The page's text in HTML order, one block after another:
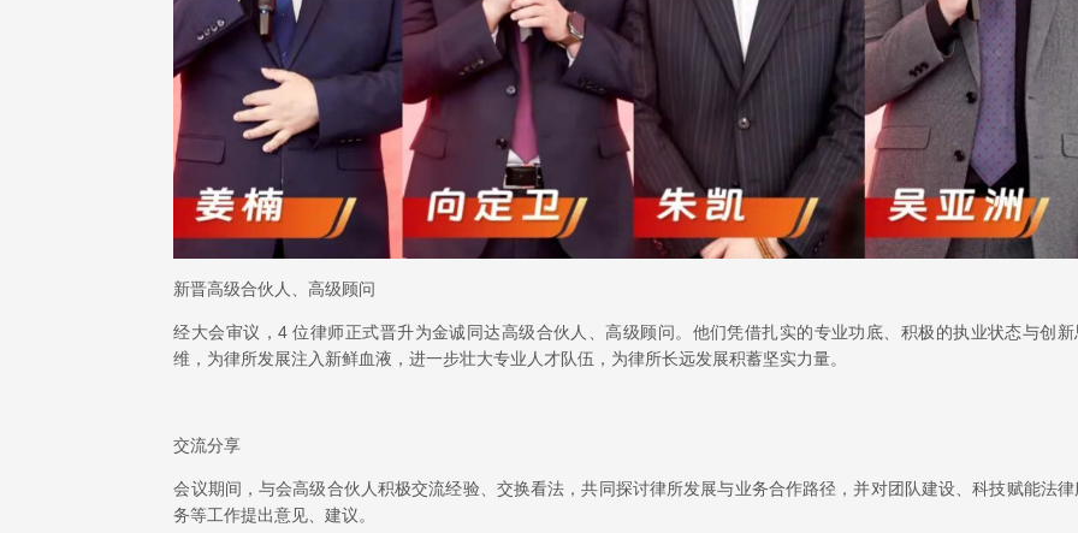
新晋高级合伙人、高级顾问
经大会审议，4 位律师正式晋升为金诚同达高级合伙人、高级顾问。他们凭借扎实的专业功底、积极的执业状态与创新
维，为律所发展注入新鲜血液，进一步壮大专业人才队伍，为律所长远发展积蓄坚实力量。
交流分享
会议期间，与会高级合伙人积极交流经验、交换看法，共同探讨律所发展与业务合作路径，并对团队建设、科技赋能法律
务等工作提出意见、建议。